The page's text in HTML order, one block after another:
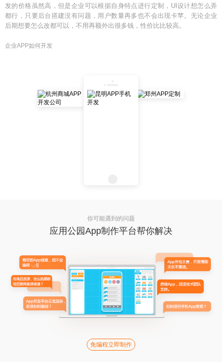
发的价格虽然高，但是企业可以根据自身特点进行定制，UI设计想怎么弄
都行，只要后台搭建没有问题，用户数量再多也不会出现卡苹。无论企业
后期想要怎么改都可以，不用再额外出很多钱，性价比比较高。
企业APP如何开发
你可能遇到的问题
应用公园App制作平台帮你解决
免编程立即制作